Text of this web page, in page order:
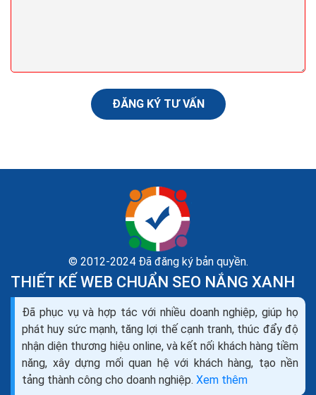
Dịch vụ seo là gì? Tìm hiểu về dịch vụ seo web và
các công ty seo
Theo như Wikipedia, SEO là tối ưu hóa công cụ tìm
kiếm (tiếng Anh: Search Engine Optimization- viết
tắt: SEO), là một tập hợp các phương pháp nhằm...
ĐĂNG KÝ TƯ VẤN
© 2012-2024 Đã đăng ký bản quyền.
THIẾT KẾ WEB CHUẨN SEO NẮNG XANH
Đã phục vụ và hợp tác với nhiều doanh nghiệp, giúp họ
phát huy sức mạnh, tăng lợi thế cạnh tranh, thúc đẩy độ
nhận diện thương hiệu online, và kết nối khách hàng tiềm
năng, xây dựng mối quan hệ với khách hàng, tạo nền
tảng thành công cho doanh nghiệp. Xem thêm